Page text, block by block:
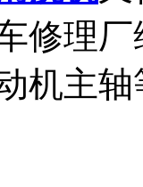
修理
机主